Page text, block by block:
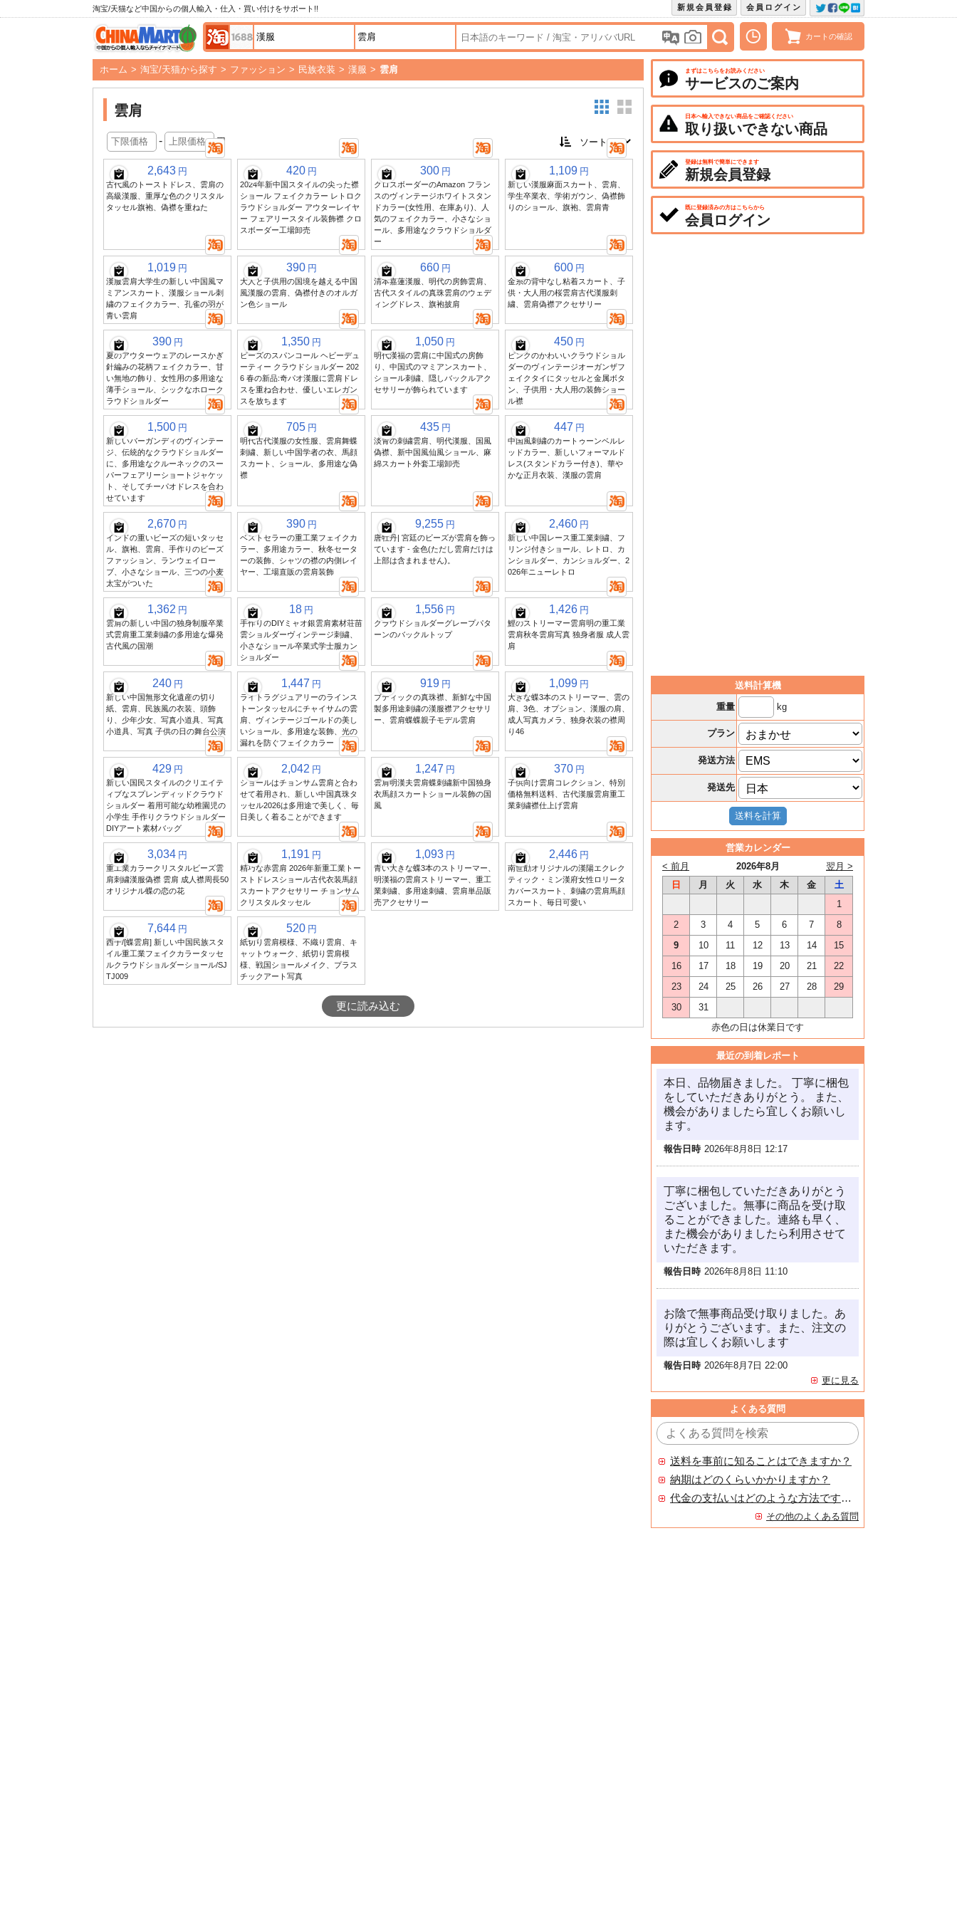
淘宝/天猫など中国からの個人輸入・仕入・買い付けをサポート!! 会員ログイン
新規会員登録
カートの確認
ホーム > 淘宝/天猫から探す > ファッション > 民族衣装 > 漢服 > 雲肩
雲肩
- 円
2,643 円
古代風のトーストドレス、雲肩の
高級漢服、重厚な色のクリスタル
タッセル旗袍、偽襟を重ねた
420 円
2024年新中国スタイルの尖った襟
ショール フェイクカラー レトロク
ラウドショルダー アウターレイヤ
ー フェアリースタイル装飾襟 クロ
スボーダー工場卸売
300 円
クロスボーダーのAmazon フラン
スのヴィンテージホワイトスタン
ドカラー(女性用、在庫あり)、人
気のフェイクカラー、小さなショ
ール、多用途なクラウドショルダ
ー
1,109 円
新しい漢服麻面スカート、雲肩、
学生卒業衣、学術ガウン、偽襟飾
りのショール、旗袍、雲肩青
1,019 円
漢服雲肩大学生の新しい中国風マ
ミアンスカート、漢服ショール刺
繍のフェイクカラー、孔雀の羽が
青い雲肩
390 円
大人と子供用の国境を越える中国
風漢服の雲肩、偽襟付きのオルガ
ン色ショール
660 円
清本嘉蓮漢服、明代の房飾雲肩、
古代スタイルの真珠雲肩のウェデ
ィングドレス、旗袍披肩
600 円
金糸の背中なし粘着スカート、子
供・大人用の桜雲肩古代漢服刺
繍、雲肩偽襟アクセサリー
390 円
夏のアウターウェアのレースかぎ
針編みの花柄フェイクカラー、甘
い無地の飾り、女性用の多用途な
薄手ショール、シックなホローク
ラウドショルダー
1,350 円
ビーズのスパンコール ヘビーデュ
ーティー クラウドショルダー 202
6 春の新品:奇パオ漢服に雲肩ドレ
スを重ね合わせ、優しいエレガン
スを放ちます
1,050 円
明代漢福の雲肩に中国式の房飾
り、中国式のマミアンスカート、
ショール刺繍、隠しバックルアク
セサリーが飾られています
450 円
ピンクのかわいいクラウドショル
ダーのヴィンテージオーガンザフ
ェイクタイにタッセルと金属ボタ
ン、子供用・大人用の装飾ショー
ル襟
1,500 円
新しいバーガンディのヴィンテー
ジ、伝統的なクラウドショルダー
に、多用途なクルーネックのスー
パーフェアリーショートジャケッ
ト、そしてチーパオドレスを合わ
せています
705 円
明代古代漢服の女性服、雲肩舞蝶
刺繍、新しい中国学者の衣、馬顔
スカート、ショール、多用途な偽
襟
435 円
淡青の刺繍雲肩、明代漢服、国風
偽襟、新中国風仙風ショール、麻
綿スカート外套工場卸売
447 円
中国風刺繍のカートゥーンベルレ
ッドカラー、新しいフォーマルド
レス(スタンドカラー付き)、華や
かな正月衣装、漢服の雲肩
2,670 円
インドの重いビーズの短いタッセ
ル、旗袍、雲肩、手作りのビーズ
ファッション、ランウェイロー
ブ、小さなショール、三つの小麦
太宝がついた
390 円
ベストセラーの重工業フェイクカ
ラー、多用途カラー、秋冬セータ
ーの装飾、シャツの襟の内側レイ
ヤー、工場直販の雲肩装飾
9,255 円
唐牡丹| 宮廷のビーズが雲肩を飾っ
ています - 金色(ただし雲肩だけは
上部は含まれません)。
2,460 円
新しい中国レース重工業刺繍、フ
リンジ付きショール、レトロ、カ
ンショルダー、カンショルダー、2
026年ニューレトロ
1,362 円
雲肩の新しい中国の独身制服卒業
式雲肩重工業刺繍の多用途な爆発
古代風の国潮
18 円
手作りのDIYミャオ銀雲肩素材荘苗
雲ショルダーヴィンテージ刺繍、
小さなショール卒業式学士服カン
ショルダー
1,556 円
クラウドショルダーグレープパタ
ーンのバックルトップ
1,426 円
鯉のストリーマー雲肩明の重工業
雲肩秋冬雲肩写真 独身者服 成人雲
肩
240 円
新しい中国無形文化遺産の切り
紙、雲肩、民族風の衣装、頭飾
り、少年少女、写真小道具、写真
小道具、写真 子供の日の舞台公演
1,447 円
ライトラグジュアリーのラインス
トーンタッセルにチャイサムの雲
肩、ヴィンテージゴールドの美し
いショール、多用途な装飾、光の
漏れを防ぐフェイクカラー
919 円
ブティックの真珠襟、新鮮な中国
製多用途刺繍の漢服襟アクセサリ
ー、雲肩蝶蝶親子モデル雲肩
1,099 円
大きな蝶3本のストリーマー、雲の
肩、3色、オプション、漢服の肩、
成人写真カメラ、独身衣装の襟周
り46
429 円
新しい国民スタイルのクリエイテ
ィブなスプレンディッドクラウド
ショルダー 着用可能な幼稚園児の
小学生 手作りクラウドショルダー
DIYアート素材バッグ
2,042 円
ショールはチョンサム雲肩と合わ
せて着用され、新しい中国真珠タ
ッセル2026は多用途で美しく、毎
日美しく着ることができます
1,247 円
雲肩明漢夫雲肩蝶刺繍新中国独身
衣馬顔スカートショール装飾の国
風
370 円
子供向け雲肩コレクション、特別
価格無料送料、古代漢服雲肩重工
業刺繍襟仕上げ雲肩
3,034 円
重工業カラークリスタルビーズ雲
肩刺繍漢服偽襟 雲肩 成人襟周長50
オリジナル蝶の恋の花
1,191 円
精巧な赤雲肩 2026年新重工業トー
ストドレスショール古代衣装馬顔
スカートアクセサリー チョンサム
クリスタルタッセル
1,093 円
青い大きな蝶3本のストリーマー、
明漢福の雲肩ストリーマー、重工
業刺繍、多用途刺繍、雲肩単品販
売アクセサリー
2,446 円
南世勣オリジナルの漢陽エクレク
ティック・ミン漢府女性ロリータ
カバースカート、刺繍の雲肩馬顔
スカート、毎日可愛い
7,644 円
西子/[蝶雲肩] 新しい中国民族スタ
イル重工業フェイクカラータッセ
ルクラウドショルダーショール/SJ
TJ009
520 円
紙切り雲肩模様、不織り雲肩、キ
ャットウォーク、紙切り雲肩模
様、戦国ショールメイク、プラス
チックアート写真
更に読み込む
まずはこちらをお読みください
サービスのご案内
日本へ輸入できない商品をご確認ください
取り扱いできない商品
登録は無料で簡単にできます
新規会員登録
既に登録済みの方はこちらから
会員ログイン
送料計算機
重量
kg
プラン
発送方法
発送先
営業カレンダー
2026年8月
< 前月
翌月 >
日
月 火 水 木 金
土
1
2
3 4 5 6 7
8
9
10 11 12 13 14
15
16
17 18 19 20 21
22
23
24 25 26 27 28
29
30
31
赤色の日は休業日です
最近の到着レポート
本日、品物届きました。 丁寧に梱包
をしていただきありがとう。 また、
機会がありましたら宜しくお願いし
ます。
報告日時 2026年8月8日 12:17
丁寧に梱包していただきありがとう
ございました。無事に商品を受け取
ることができました。連絡も早く、
また機会がありましたら利用させて
いただきます。
報告日時 2026年8月8日 11:10
お陰で無事商品受け取りました。あ
りがとうございます。また、注文の
際は宜しくお願いします
報告日時 2026年8月7日 22:00
更に見る
よくある質問
送料を事前に知ることはできますか？
納期はどのくらいかかりますか？
代金の支払いはどのような方法ですか？
その他のよくある質問